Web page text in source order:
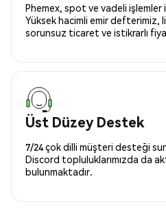
Phemex, spot ve vadeli
Yüksek hacimli emir defterimiz,
sorunsuz ticaret ve istikrarlı
Üst Düzey Destek
7/24 çok dilli müşteri desteği
Discord topluluklarımızda da
bulunmaktadır.